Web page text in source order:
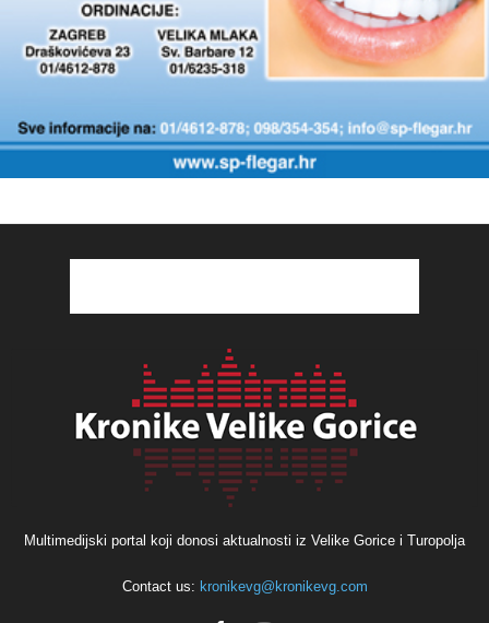
Multimedijski portal koji donosi aktualnosti iz Velike Gorice i Turopolja
Contact us: kronikevg@kronikevg.com